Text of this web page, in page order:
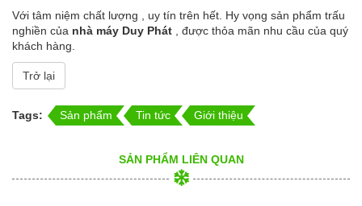
Với tâm niệm chất lượng , uy tín trên hết. Hy vọng sản phẩm trấu
nghiền của nhà máy Duy Phát , được thỏa mãn nhu cầu của quý
khách hàng.
Trở lại
Tags: Sản phẩm Tin tức Giới thiệu
SẢN PHẨM LIÊN QUAN